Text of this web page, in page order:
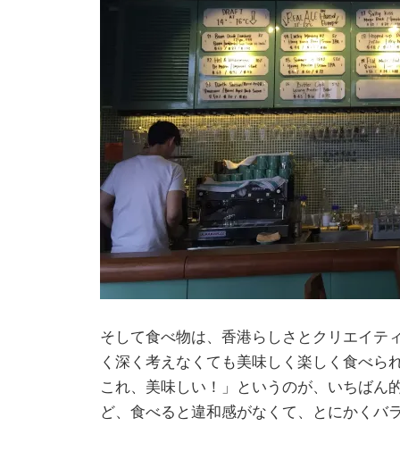
そして食べ物は、香港らしさとクリエイテ
く深く考えなくても美味しく楽しく食べ
これ、美味しい！」というのが、いちばん
ど、食べると違和感がなくて、とにかくバ